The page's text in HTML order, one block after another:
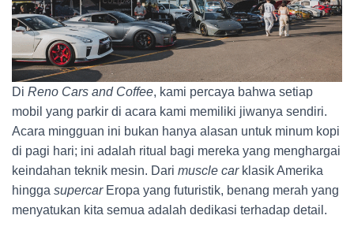
Di Reno Cars and Coffee, kami percaya bahwa setiap
mobil yang parkir di acara kami memiliki jiwanya sendiri.
Acara mingguan ini bukan hanya alasan untuk minum kopi
di pagi hari; ini adalah ritual bagi mereka yang menghargai
keindahan teknik mesin. Dari muscle carklasik Amerika
hingga supercarEropa yang futuristik, benang merah yang
menyatukan kita semua adalah dedikasi terhadap detail.